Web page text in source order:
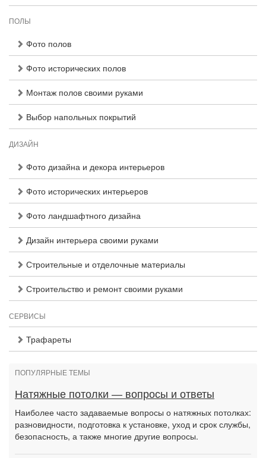
ПОЛЫ
Фото полов
Фото исторических полов
Монтаж полов своими руками
Выбор напольных покрытий
ДИЗАЙН
Фото дизайна и декора интерьеров
Фото исторических интерьеров
Фото ландшафтного дизайна
Дизайн интерьера своими руками
Строительные и отделочные материалы
Строительство и ремонт своими руками
СЕРВИСЫ
Трафареты
ПОПУЛЯРНЫЕ ТЕМЫ
Натяжные потолки — вопросы и ответы
Наиболее часто задаваемые вопросы о натяжных потолках:
разновидности, подготовка к установке, уход и срок службы,
безопасность, а также многие другие вопросы.